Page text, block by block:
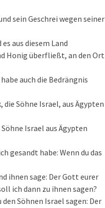
sein Geschrei wegen seiner
aus diesem Land
Honig überfließt, an den Ort
auch die Bedrängnis
Söhne Israel, aus Ägypten
Israel aus Ägypten
gesandt habe: Wenn du das
ihnen sage: Der Gott eurer
ich dann zu ihnen sagen?
Söhnen Israel sagen: Der